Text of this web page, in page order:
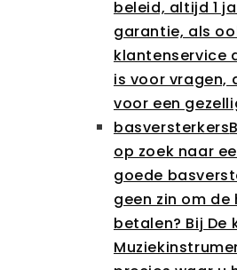
beleid, altijd 1
garantie, als
klantenservice
is voor vragen,
voor een
basversterkers
op zoek naar
goede
geen zin om
betalen? Bij De